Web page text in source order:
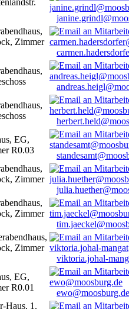
Zimmer
EG,
R0.03
Zimmer
Zimmer
Zimmer
viktoria.johal-
EG,
R0.01
ewo@moosburg.de
Haus, 1.